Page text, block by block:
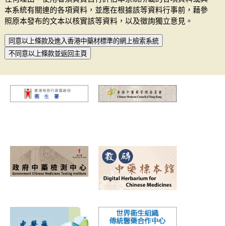
本系統有關連的各項資料，並應在根據該等資料行事前，藉參
照原本發布的文本以核實該等資料，以及徵詢獨立意見。